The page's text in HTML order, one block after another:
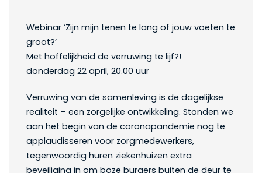
Webinar ‘Zijn mijn tenen te lang of jouw voeten te
groot?’
Met hoffelijkheid de verruwing te lijf?!
donderdag 22 april, 20.00 uur
Verruwing van de samenleving is de dagelijkse
realiteit – een zorgelijke ontwikkeling. Stonden we
aan het begin van de coronapandemie nog te
applaudisseren voor zorgmedewerkers,
tegenwoordig huren ziekenhuizen extra
beveiliging in om boze burgers buiten de deur te